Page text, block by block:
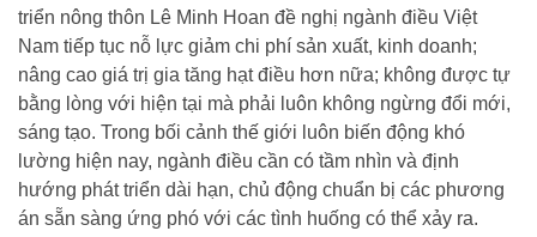
triển nông thôn Lê Minh Hoan đề nghị ngành điều Việt
Nam tiếp tục nỗ lực giảm chi phí sản xuất, kinh doanh;
nâng cao giá trị gia tăng hạt điều hơn nữa; không được tự
bằng lòng với hiện tại mà phải luôn không ngừng đổi mới,
sáng tạo. Trong bối cảnh thế giới luôn biến động khó
lường hiện nay, ngành điều cần có tầm nhìn và định
hướng phát triển dài hạn, chủ động chuẩn bị các phương
án sẵn sàng ứng phó với các tình huống có thể xảy ra.